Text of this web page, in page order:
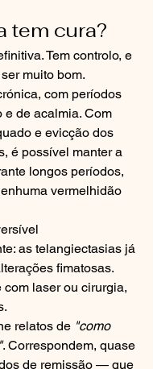
tem cura?
Tem controlo, e
muito bom.
com períodos
e de acalmia. Com
e evicção dos
é possível manter a
longos períodos,
vermelhidão
as telangiectasias já
fimatosas.
com laser ou cirurgia,
relatos de "como
. Correspondem, quase
de remissão — que